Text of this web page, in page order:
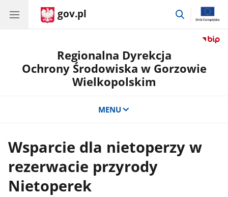
gov.pl
przejdź
Regionalna Dyrekcja
Ochrony Środowiska w Gorzowie
Wielkopolskim
MENU
Wsparcie dla nietoperzy w
rezerwacie przyrody
Nietoperek